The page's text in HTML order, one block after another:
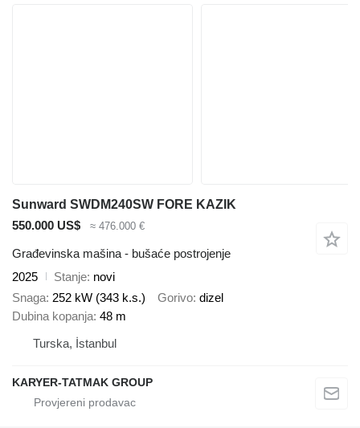
Sunward SWDM240SW FORE KAZIK
550.000 US$
≈ 476.000 €
Građevinska mašina - bušaće postrojenje
2025
Stanje novi
Snaga 252 kW (343 k.s.) Gorivo dizel
Dubina kopanja 48 m
Turska, İstanbul
KARYER-TATMAK GROUP